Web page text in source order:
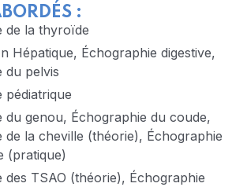
:
de la thyroïde
Hépatique, Échographie digestive,
du pelvis
pédiatrique
du genou, Échographie du coude,
de la cheville (théorie), Échographie
(pratique)
des TSAO (théorie), Échographie